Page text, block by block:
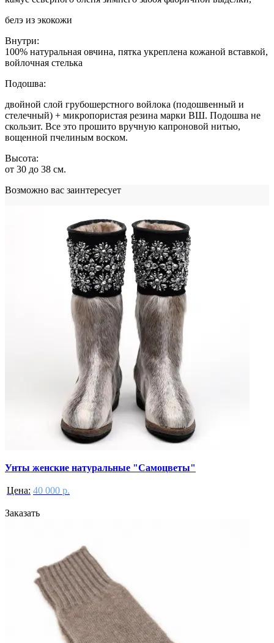
белэ из экокожи
Внутри:
100% натуральная овчина, пятка укреплена кожаной вставкой,
войлочная стелька
Подошва:
двойной слой грубошерстного войлока (подошвенный и
стелечный) + микропористая резина марки ВШ. Подошва не
скользит. Все это прошито вручную капроновой нитью,
вощенной пчелиным воском.
Высота:
от 30 до 38 см.
Возможно вас заинтересует
Унты женские натуральные "Самоцветы"
Цена: 40 000 р.
Заказать